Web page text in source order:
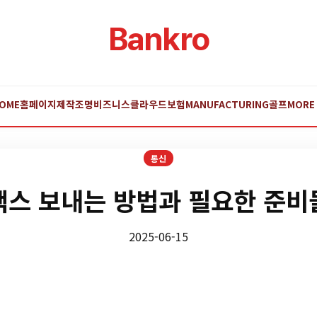
Bankro
홈페이지제작조명비즈니스클라우드보험MANUFACTURING골프MORE
통신
스 보내는 방법과 필요한 준비
2025-06-15